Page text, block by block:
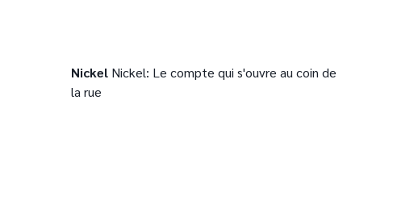
Nickel Nickel: Le compte qui s'ouvre au coin de
la rue